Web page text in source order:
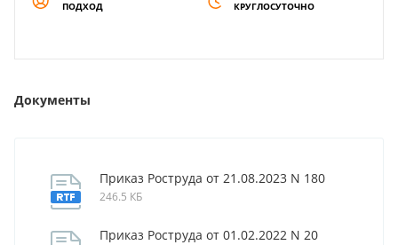
ПОДХОД КРУГЛОСУТОЧНО
Документы
Приказ Роструда от 21.08.2023 N 180
246.5 КБ
Приказ Роструда от 01.02.2022 N 20